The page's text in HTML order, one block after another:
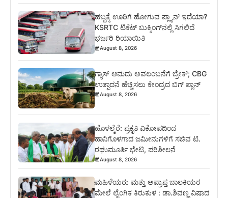
ಹಬ್ಬಕ್ಕೆ ಊರಿಗೆ ಹೋಗುವ ಪ್ಲ್ಯಾನ್ ಇದೆಯಾ?
KSRTC ಟಿಕೆಟ್ ಬುಕ್ಕಿಂಗ್‌ನಲ್ಲಿ ಸಿಗಲಿದೆ
ಭರ್ಜರಿ ರಿಯಾಯಿತಿ
August 8, 2026
ಗ್ಯಾಸ್ ಆಮದು ಅವಲಂಬನೆಗೆ ಬ್ರೇಕ್; CBG
ಉತ್ಪಾದನೆ ಹೆಚ್ಚಿಸಲು ಕೇಂದ್ರದ ಬಿಗ್ ಪ್ಲಾನ್
August 8, 2026
ಹೊಳಲ್ಕೆರೆ: ಪ್ರಕೃತಿ ವಿಕೋಪದಿಂದ
ಹಾನಿಗೊಳಗಾದ ಜಮೀನುಗಳಿಗೆ ಸಚಿವ ಟಿ.
ರಘುಮೂರ್ತಿ ಭೇಟಿ, ಪರಿಶೀಲನೆ
August 8, 2026
ಮಹಿಳೆಯರು ಮತ್ತು ಅಪ್ರಾಪ್ತ ಬಾಲಕಿಯರ
ಮೇಲೆ ಲೈಂಗಿಕ ಕಿರುಕುಳ : ಡಾ.ಶಿವಣ್ಣ ವಿಷಾದ